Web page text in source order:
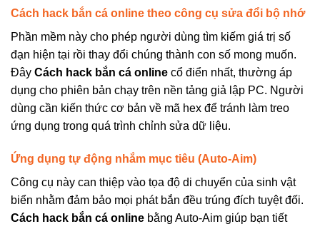
Cách hack bắn cá online theo công cụ sửa đổi bộ nhớ
Phần mềm này cho phép người dùng tìm kiếm giá trị số
đạn hiện tại rồi thay đổi chúng thành con số mong muốn.
Đây Cách hack bắn cá online cổ điển nhất, thường áp
dụng cho phiên bản chạy trên nền tảng giả lập PC. Người
dùng cần kiến thức cơ bản về mã hex để tránh làm treo
ứng dụng trong quá trình chỉnh sửa dữ liệu.
Ứng dụng tự động nhắm mục tiêu (Auto-Aim)
Công cụ này can thiệp vào tọa độ di chuyển của sinh vật
biển nhằm đảm bảo mọi phát bắn đều trúng đích tuyệt đối.
Cách hack bắn cá online bằng Auto-Aim giúp bạn tiết